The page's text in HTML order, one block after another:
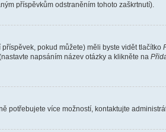
příspěvkům odstraněním tohoto zaškrtnutí).
pokud můžete) měli byste vidět tlačítko
napsáním název otázky a klikněte na
potřebujete více možností, kontaktujte